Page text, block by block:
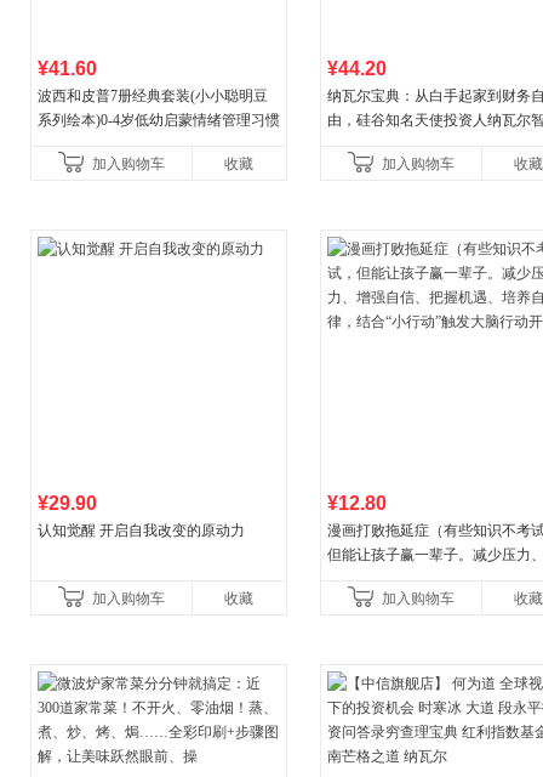
¥41.60
波西和皮普7册经典套装(小小聪明豆
系列绘本)0-4岁低幼启蒙情绪管理习惯
养好品质，发现快
加入购物车 收藏
¥44.20
纳瓦尔宝典：从白手起家到财务
由，硅谷知名天使投资人纳瓦尔
加入购物车
收藏
¥29.90
认知觉醒 开启自我改变的原动力
加入购物车 收藏
¥12.80
漫画打败拖延症（有些知识不考
但能让孩子赢一辈子。减少压力
合“小行动”触发大脑行动开
加入购物车 收藏